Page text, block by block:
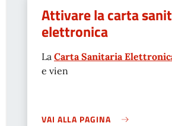
Attivare la carta
elettronica
La Carta Sanitaria
e vien
VAI ALLA PAGINA